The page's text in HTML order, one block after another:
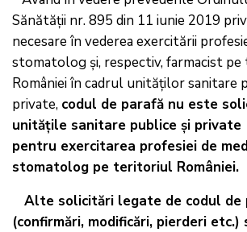
Sănătății nr. 895 din 11 iunie 2019
necesare în vederea exercitării
stomatolog și, respectiv, farmacist
României în cadrul unităților sanitare
private, codul de parafă nu este
unitățile sanitare publice și private
pentru exercitarea profesiei de
stomatolog pe teritoriul României.
Alte solicitări legate de codul de
(confirmări, modificări, pierderi